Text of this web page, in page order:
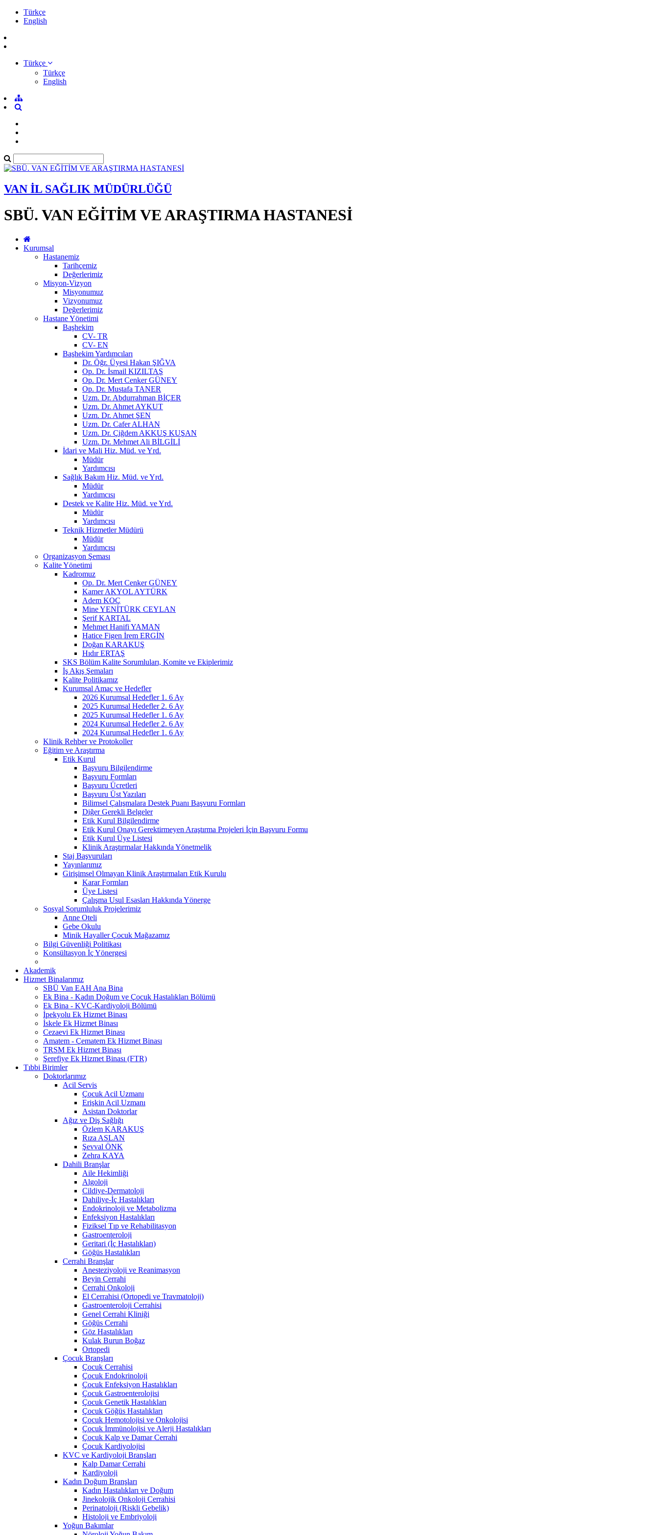
Türkçe
English
Türkçe
Türkçe
English
VAN İL SAĞLIK MÜDÜRLÜĞÜ
SBÜ. VAN EĞİTİM VE ARAŞTIRMA HASTANESİ
Kurumsal
Hastanemiz
Tarihçemiz
Değerlerimiz
Misyon-Vizyon
Misyonumuz
Vizyonumuz
Değerlerimiz
Hastane Yönetimi
Başhekim
CV- TR
CV- EN
Başhekim Yardımcıları
Dr. Öğr. Üyesi Hakan ŞIĞVA
Op. Dr. İsmail KIZILTAŞ
Op. Dr. Mert Cenker GÜNEY
Op. Dr. Mustafa TANER
Uzm. Dr. Abdurrahman BİÇER
Uzm. Dr. Ahmet AYKUT
Uzm. Dr. Ahmet ŞEN
Uzm. Dr. Cafer ALHAN
Uzm. Dr. Çiğdem AKKUŞ KUŞAN
Uzm. Dr. Mehmet Ali BİLGİLİ
İdari ve Mali Hiz. Müd. ve Yrd.
Müdür
Yardımcısı
Sağlık Bakım Hiz. Müd. ve Yrd.
Müdür
Yardımcısı
Destek ve Kalite Hiz. Müd. ve Yrd.
Müdür
Yardımcısı
Teknik Hizmetler Müdürü
Müdür
Yardımcısı
Organizasyon Şeması
Kalite Yönetimi
Kadromuz
Op. Dr. Mert Cenker GÜNEY
Kamer AKYOL AYTÜRK
Adem KOÇ
Mine YENİTÜRK CEYLAN
Şerif KARTAL
Mehmet Hanifi YAMAN
Hatice Figen İrem ERGİN
Doğan KARAKUŞ
Hıdır ERTAŞ
SKS Bölüm Kalite Sorumluları, Komite ve Ekiplerimiz
İş Akış Şemaları
Kalite Politikamız
Kurumsal Amaç ve Hedefler
2026 Kurumsal Hedefler 1. 6 Ay
2025 Kurumsal Hedefler 2. 6 Ay
2025 Kurumsal Hedefler 1. 6 Ay
2024 Kurumsal Hedefler 2. 6 Ay
2024 Kurumsal Hedefler 1. 6 Ay
Klinik Rehber ve Protokoller
Eğitim ve Araştırma
Etik Kurul
Başvuru Bilgilendirme
Başvuru Formları
Başvuru Ücretleri
Başvuru Üst Yazıları
Bilimsel Çalışmalara Destek Puanı Başvuru Formları
Diğer Gerekli Belgeler
Etik Kurul Bilgilendirme
Etik Kurul Onayı Gerektirmeyen Araştırma Projeleri İçin Başvuru Formu
Etik Kurul Üye Listesi
Klinik Araştırmalar Hakkında Yönetmelik
Staj Başvuruları
Yayınlarımız
Girişimsel Olmayan Klinik Araştırmaları Etik Kurulu
Karar Formları
Üye Listesi
Çalışma Usul Esasları Hakkında Yönerge
Sosyal Sorumluluk Projelerimiz
Anne Oteli
Gebe Okulu
Minik Hayaller Çocuk Mağazamız
Bilgi Güvenliği Politikası
Konsültasyon İç Yönergesi
Akademik
Hizmet Binalarımız
SBÜ Van EAH Ana Bina
Ek Bina - Kadın Doğum ve Çocuk Hastalıkları Bölümü
Ek Bina - KVC-Kardiyoloji Bölümü
İpekyolu Ek Hizmet Binası
İskele Ek Hizmet Binası
Cezaevi Ek Hizmet Binası
Amatem - Çematem Ek Hizmet Binası
TRSM Ek Hizmet Binası
Şerefiye Ek Hizmet Binası (FTR)
Tıbbi Birimler
Doktorlarımız
Acil Servis
Çocuk Acil Uzmanı
Erişkin Acil Uzmanı
Asistan Doktorlar
Ağız ve Diş Sağlığı
Özlem KARAKUŞ
Rıza ASLAN
Şevval ÖNK
Zehra KAYA
Dahili Branşlar
Aile Hekimliği
Algoloji
Cildiye-Dermatoloji
Dahiliye-İç Hastalıkları
Endokrinoloji ve Metabolizma
Enfeksiyon Hastalıkları
Fiziksel Tıp ve Rehabilitasyon
Gastroenteroloji
Geritari (İç Hastalıkları)
Göğüs Hastalıkları
Cerrahi Branşlar
Anesteziyoloji ve Reanimasyon
Beyin Cerrahi
Cerrahi Onkoloji
El Cerrahisi (Ortopedi ve Travmatoloji)
Gastroenteroloji Cerrahisi
Genel Cerrahi Kliniği
Göğüs Cerrahi
Göz Hastalıkları
Kulak Burun Boğaz
Ortopedi
Çocuk Branşları
Çocuk Cerrahisi
Çocuk Endokrinoloji
Çocuk Enfeksiyon Hastalıkları
Çocuk Gastroenterolojisi
Çocuk Genetik Hastalıkları
Çocuk Göğüs Hastalıkları
Çocuk Hemotolojisi ve Onkolojisi
Çocuk İmmünolojisi ve Alerji Hastalıkları
Çocuk Kalp ve Damar Cerrahi
Çocuk Kardiyolojisi
KVC ve Kardiyoloji Branşları
Kalp Damar Cerrahi
Kardiyoloji
Kadın Doğum Branşları
Kadın Hastalıkları ve Doğum
Jinekolojik Onkoloji Cerrahisi
Perinatoloji (Riskli Gebelik)
Histoloji ve Embriyoloji
Yoğun Bakımlar